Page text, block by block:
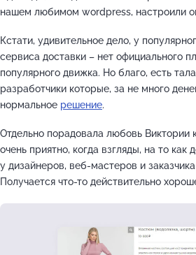
нашем любимом wordpress, настроили
Кстати, удивительное дело, у
сервиса доставки – нет официального
популярного движка. Но благо, есть
разработчики которые, за не много
нормальное решение.
Отдельно порадовала любовь Виктории
очень приятно, когда взгляды, на то как
у дизайнеров, веб-мастеров и заказчика
Получается что-то действительно